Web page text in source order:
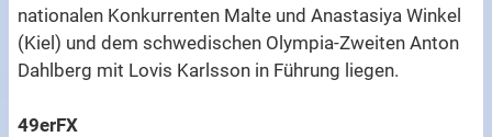
nationalen Konkurrenten Malte und Anastasiya Winkel
(Kiel) und dem schwedischen Olympia-Zweiten Anton
Dahlberg mit Lovis Karlsson in Führung liegen.
49erFX